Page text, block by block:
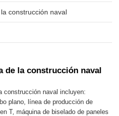
construcción naval
de la construcción naval
construcción naval incluyen:
plano, línea de producción de
T, máquina de biselado de paneles